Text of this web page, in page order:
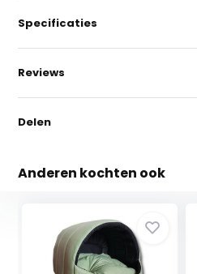
Specificaties
Reviews
Delen
Anderen kochten ook